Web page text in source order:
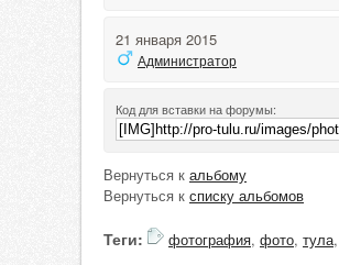
21 января 2015
Администратор
Код для вставки на форумы:
Вернуться к альбому
Вернуться к списку альбомов
Теги: фотография, фото, тула,